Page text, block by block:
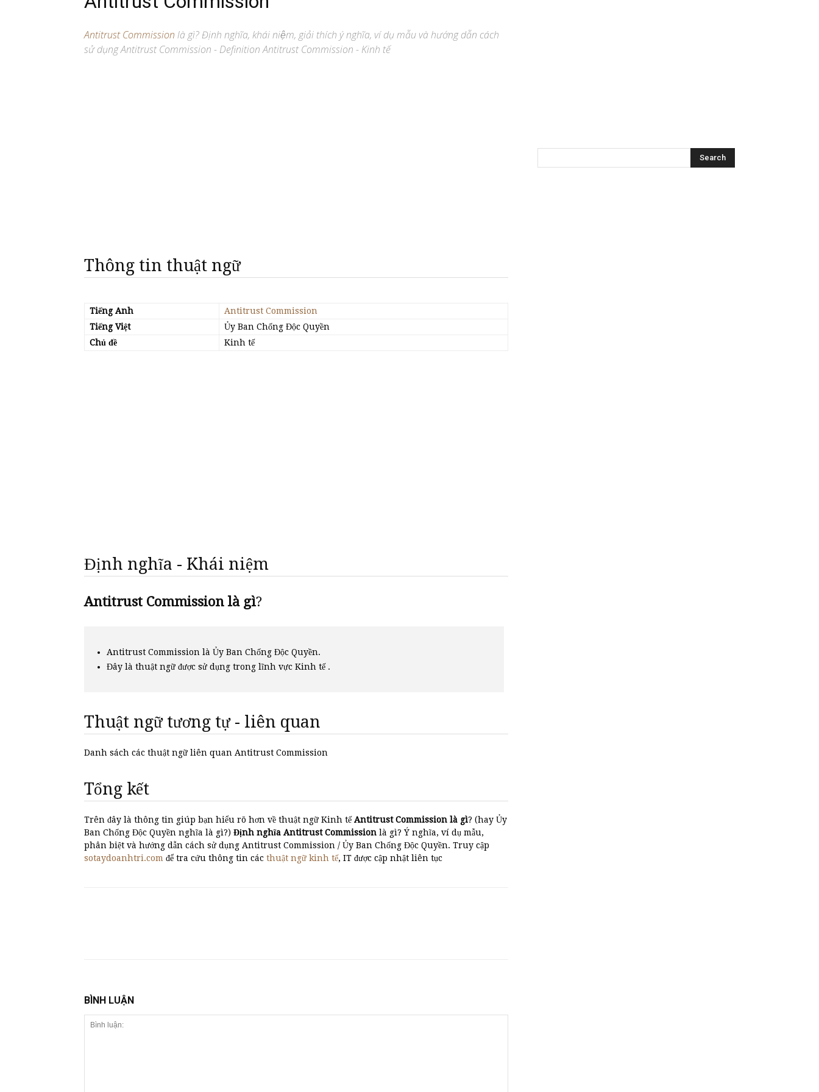
Antitrust Commission là gì? Định nghĩa, khái niệm, giải thích ý nghĩa, ví dụ mẫu và hướng dẫn cách
sử dụng Antitrust Commission - Definition Antitrust Commission - Kinh tế
Thông tin thuật ngữ
Tiếng Anh
Antitrust Commission
Tiếng Việt
Ủy Ban Chống Độc Quyền
Chủ đề
Kinh tế
Định nghĩa - Khái niệm
Antitrust Commission là gì?
Antitrust Commission là Ủy Ban Chống Độc Quyền.
Đây là thuật ngữ được sử dụng trong lĩnh vực Kinh tế .
Thuật ngữ tương tự - liên quan
Danh sách các thuật ngữ liên quan Antitrust Commission
Tổng kết
Trên đây là thông tin giúp bạn hiểu rõ hơn về thuật ngữ Kinh tếAntitrust Commission là gì? (hay Ủy
Ban Chống Độc Quyền nghĩa là gì?) Định nghĩa Antitrust Commission là gì? Ý nghĩa, ví dụ mẫu,
phân biệt và hướng dẫn cách sử dụng Antitrust Commission / Ủy Ban Chống Độc Quyền. Truy cập
sotaydoanhtri.com để tra cứu thông tin các thuật ngữ kinh tế, IT được cập nhật liên tục
BÌNH LUẬN